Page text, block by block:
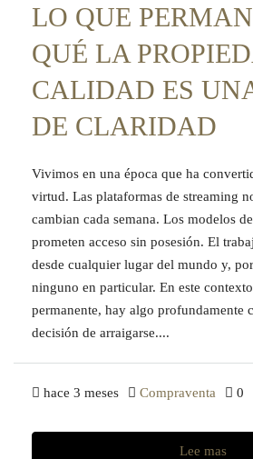
LO QUE
QUÉ LA
CALIDAD ES
DE CLARIDAD
Vivimos en una época que ha
virtud. Las plataformas de streaming
cambian cada semana. Los modelos
prometen acceso sin posesión. El
desde cualquier lugar del mundo y,
ninguno en particular. En este
permanente, hay algo profundamente
decisión de arraigarse....
hace 3 meses Compraventa 0
Lee mas